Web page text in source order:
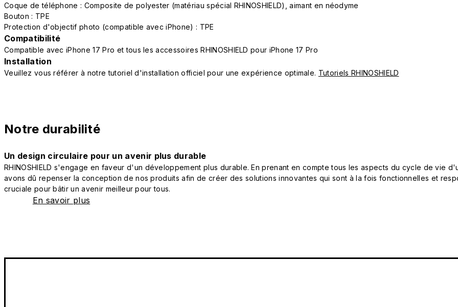
Coque de téléphone : Composite de polyester (matériau spécial RHINOSHIELD), aimant en néodyme
Bouton : TPE
Protection d'objectif photo (compatible avec iPhone) : TPE
Compatibilité
Compatible avec iPhone 17 Pro et tous les accessoires RHINOSHIELD pour iPhone 17 Pro
Installation
Veuillez vous référer à notre tutoriel d'installation officiel pour une expérience optimale. Tutoriels RHINOSHIELD
Notre durabilité
Un design circulaire pour un avenir plus durable
RHINOSHIELD s'engage en faveur d'un développement plus durable. En prenant en compte tous les aspects du cycle de vie
avons dû repenser la conception de nos produits afin de créer des solutions innovantes qui sont à la fois fonctionnelles et
cruciale pour bâtir un avenir meilleur pour tous.
En savoir plus